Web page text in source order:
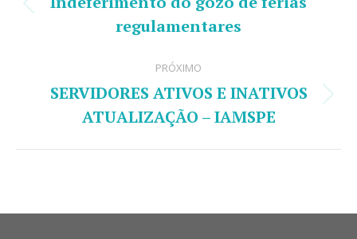
Post
anterior:
regulamentares
PRÓXIMO
Próximo
post:
SERVIDORES ATIVOS E INATIVOS
ATUALIZAÇÃO – IAMSPE